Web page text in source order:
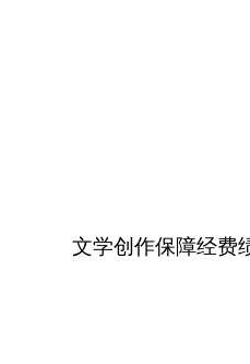
文学创作保障经费